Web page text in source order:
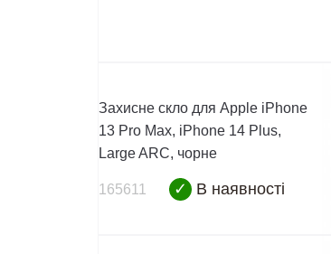
Захисне скло для Apple iPhone
13 Pro Max, iPhone 14 Plus,
Large ARC, чорне
165611 ✓ В наявності